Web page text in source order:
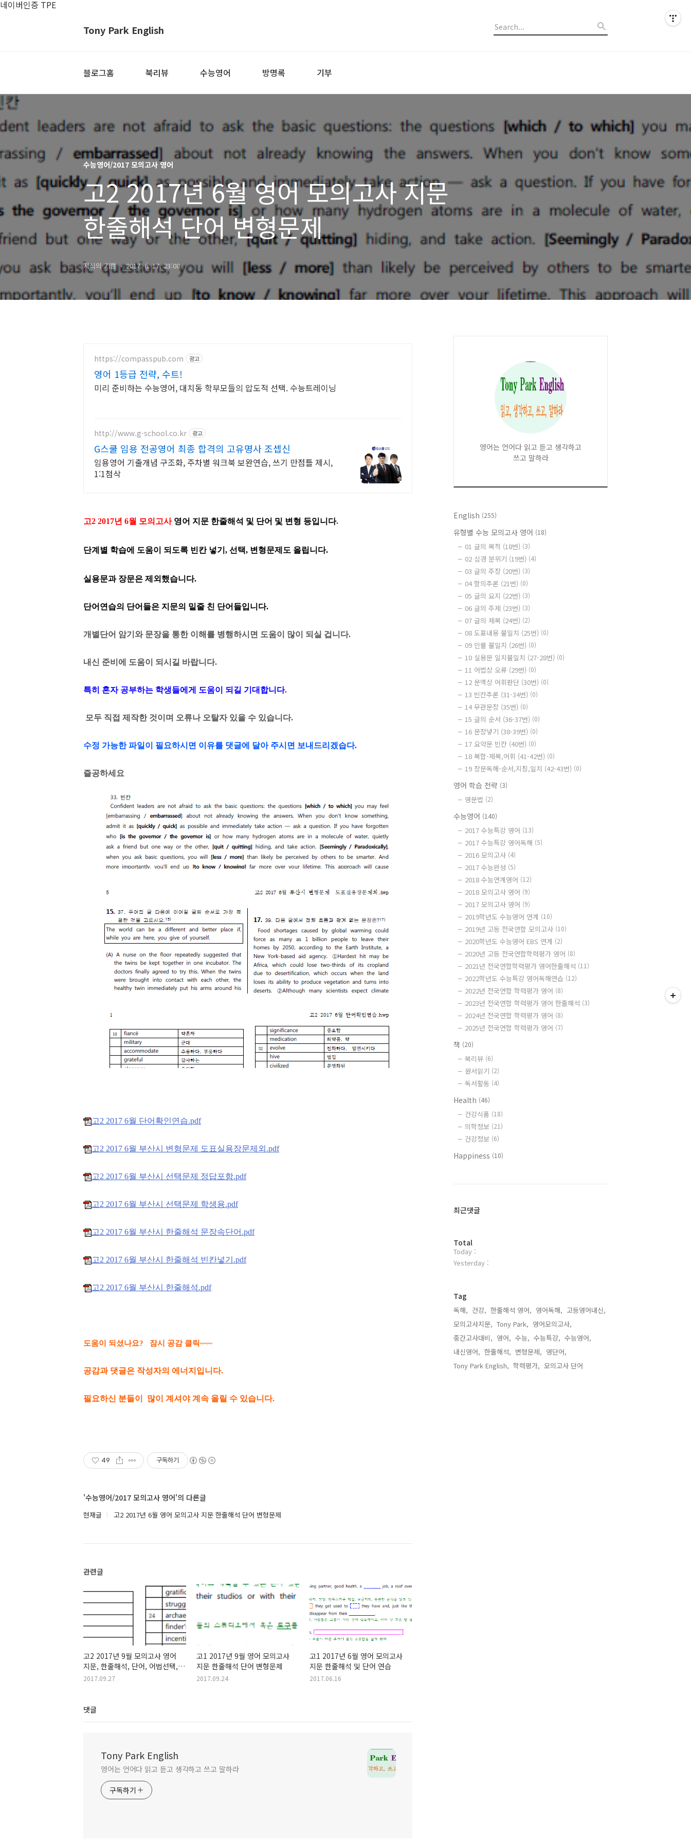
네이버인증 TPE
Tony Park English
블로그홈 북리뷰 수능영어 방명록 기부
수능영어/2017 모의고사 영어
고2 2017년 6월 영어 모의고사 지문
한줄해석 단어 변형문제
지식의 기쁨 2017. 6. 17. 23:08
https://compasspub.com 광고
영어 1등급 전략, 수트!
미리 준비하는 수능영어, 대치동 학부모들의 압도적 선택. 수능트레이닝
http://www.g-school.co.kr 광고
G스쿨 임용 전공영어 최종 합격의 고유명사 조셉신
임용영어 기출개념 구조화, 주차별 워크북 보완연습, 쓰기 만점틀 제시,
1:1첨삭
고2 2017년 6월 모의고사 영어 지문 한줄해석 및 단어 및 변형 등입니다.
단계별 학습에 도움이 되도록 빈칸 넣기, 선택, 변형문제도 올립니다.
실용문과 장문은 제외했습니다.
단어연습의 단어들은 지문의 밑줄 친 단어들입니다.
개별단어 암기와 문장을 통한 이해를 병행하시면 도움이 많이 되실 겁니다.
내신 준비에 도움이 되시길 바랍니다.
특히 혼자 공부하는 학생들에게 도움이 되길 기대합니다.
모두 직접 제작한 것이며 오류나 오탈자 있을 수 있습니다.
수정 가능한 파일이 필요하시면 이유를 댓글에 달아 주시면 보내드리겠습다.
즐공하세요
고2 2017 6월 단어확인연습.pdf
고2 2017 6월 부산시 변형문제 도표실용장문제외.pdf
고2 2017 6월 부산시 선택문제 정답포함.pdf
고2 2017 6월 부산시 선택문제 학생용.pdf
고2 2017 6월 부산시 한줄해석 문장속단어.pdf
고2 2017 6월 부산시 한줄해석 빈칸넣기.pdf
고2 2017 6월 부산시 한줄해석.pdf
도움이 되셨나요? 잠시 공감 클릭~~~
공감과 댓글은 작성자의 에너지입니다.
필요하신 분들이 많이 계셔야 계속 올릴 수 있습니다.
49 구독하기
'수능영어/2017 모의고사 영어'의 다른글
현재글 고2 2017년 6월 영어 모의고사 지문 한줄해석 단어 변형문제
관련글
고2 2017년 9월 모의고사 영어
지문, 한줄해석, 단어, 어법선택,
변형문제
2017.09.27
고1 2017년 9월 영어 모의고사
지문 한줄해석 단어 변형문제
2017.09.24
고1 2017년 6월 영어 모의고사
지문 한줄해석 및 단어 연습
2017.06.16
댓글
Tony Park English
영어는 언어다 읽고 듣고 생각하고 쓰고 말하라
구독하기
영어는 언어다 읽고 듣고 생각하고
쓰고 말하라
English (255)
유형별 수능 모의고사 영어 (18)
01 글의 목적 (18번) (3)
02 심경 분위기 (19번) (4)
03 글의 주장 (20번) (3)
04 함의추론 (21번) (0)
05 글의 요지 (22번) (3)
06 글의 주제 (23번) (3)
07 글의 제목 (24번) (2)
08 도표내용 불일치 (25번) (0)
09 인물 불일치 (26번) (0)
10 실용문 일치불일치 (27-28번) (0)
11 어법상 오류 (29번) (0)
12 문맥상 어휘판단 (30번) (0)
13 빈칸추론 (31-34번) (0)
14 무관문장 (35번) (0)
15 글의 순서 (36-37번) (0)
16 문장넣기 (38-39번) (0)
17 요약문 빈칸 (40번) (0)
18 복합-제목,어휘 (41-42번) (0)
19 장문독해-순서,지칭,일치 (42-43번) (0)
영어 학습 전략 (3)
영문법 (2)
수능영어 (140)
2017 수능특강 영어 (13)
2017 수능특강 영어독해 (5)
2016 모의고사 (4)
2017 수능완성 (5)
2018 수능연계영어 (12)
2018 모의고사 영어 (9)
2017 모의고사 영어 (9)
2019학년도 수능영어 연계 (10)
2019년 고등 전국연합 모의고사 (10)
2020학년도 수능영어 EBS 연계 (2)
2020년 고등 전국연합학력평가 영어 (8)
2021년 전국연합학력평가 영어한줄해석 (11)
2022학년도 수능특강 영어독해연습 (12)
2022년 전국연합 학력평가 영어 (8)
2023년 전국연합 학력평가 영어 한줄해석 (3)
2024년 전국연합 학력평가 영어 (8)
2025년 전국연합 학력평가 영어 (7)
책 (20)
북리뷰 (6)
원서읽기 (2)
독서활동 (4)
Health (46)
건강식품 (18)
의학정보 (21)
건강정보 (6)
Happiness (10)
최근댓글
방
문
자
Total
Today :
Yesterday :
Tag
독해, 건강, 한줄해석 영어, 영어독해, 고등영어내신,
모의고사지문, Tony Park, 영어모의고사,
중간고사대비, 영어, 수능, 수능특강, 수능영어,
내신영어, 한줄해석, 변형문제, 영단어,
Tony Park English, 학력평가, 모의고사 단어,